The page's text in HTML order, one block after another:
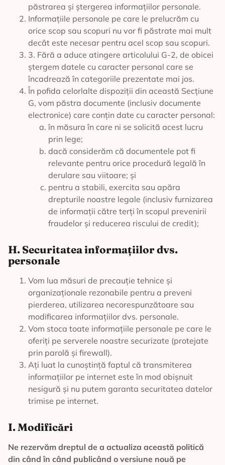
păstrarea și ștergerea informațiilor personale.
Informațiile personale pe care le prelucrăm cu
orice scop sau scopuri nu vor fi păstrate mai mult
decât este necesar pentru acel scop sau scopuri.
3. Fără a aduce atingere articolului G-2, de obicei
ștergem datele cu caracter personal care se
încadrează în categoriile prezentate mai jos.
În pofida celorlalte dispoziții din această Secțiune
G, vom păstra documente (inclusiv documente
electronice) care conțin date cu caracter personal:
în măsura în care ni se solicită acest lucru
prin lege;
dacă considerăm că documentele pot fi
relevante pentru orice procedură legală în
derulare sau viitoare; și
pentru a stabili, exercita sau apăra
drepturile noastre legale (inclusiv furnizarea
de informații către terți în scopul prevenirii
fraudelor și reducerea riscului de credit);
H. Securitatea informațiilor dvs.
personale
Vom lua măsuri de precauție tehnice și
organizaționale rezonabile pentru a preveni
pierderea, utilizarea necorespunzătoare sau
modificarea informațiilor dvs. personale.
Vom stoca toate informațiile personale pe care le
oferiți pe serverele noastre securizate (protejate
prin parolă și firewall).
Ați luat la cunoștință faptul că transmiterea
informațiilor pe internet este în mod obișnuit
nesigură și nu putem garanta securitatea datelor
trimise pe internet.
I. Modificări
Ne rezervăm dreptul de a actualiza această politică
din când în când publicând o versiune nouă pe